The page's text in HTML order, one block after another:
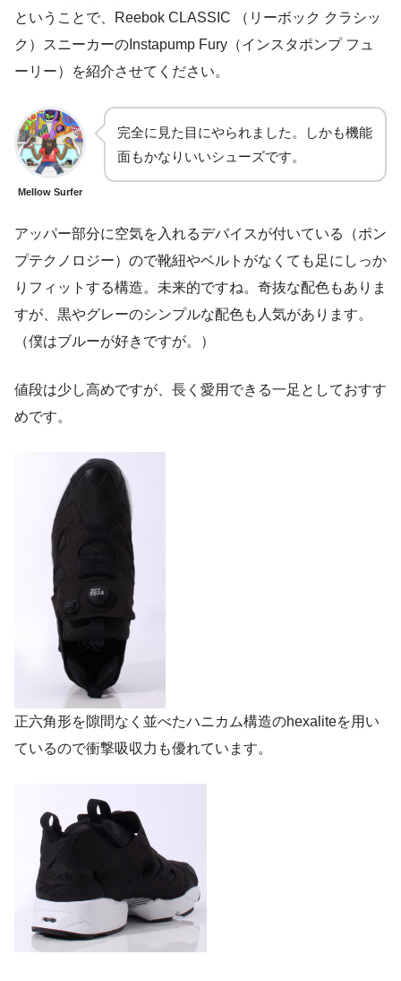
ということで、Reebok CLASSIC （リーボック クラシッ
ク）スニーカーのInstapump Fury（インスタポンプ フュ
ーリー）を紹介させてください。
Mellow Surfer
完全に見た目にやられました。しかも機能
面もかなりいいシューズです。
アッパー部分に空気を入れるデバイスが付いている（ポン
プテクノロジー）ので靴紐やベルトがなくても足にしっか
りフィットする構造。未来的ですね。奇抜な配色もありま
すが、黒やグレーのシンプルな配色も人気があります。
（僕はブルーが好きですが。）
値段は少し高めですが、長く愛用できる一足としておすす
めです。
正六角形を隙間なく並べたハニカム構造のhexaliteを用い
ているので衝撃吸収力も優れています。